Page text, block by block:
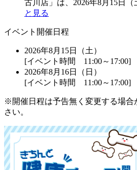
古川店」は、2026年8月15日
と見る
イベント開催日程
2026年8月15日（土）
[イベント時間 11:00～17:00]
2026年8月16日（日）
[イベント時間 11:00～17:00]
※開催日程は予告無く変更する場合
さい。